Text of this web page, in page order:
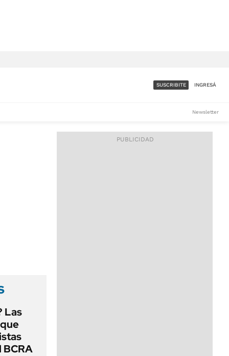
ACCESO FULL - $1.800/MES
SUSCRIBITE INGRESÁ
Newsletter
Las
BCRA